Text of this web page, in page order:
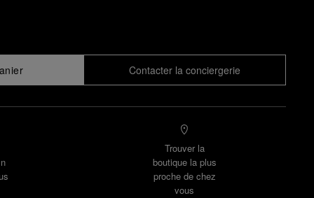
Contacter la conciergerie
Trouver la
boutique la plus
proche de chez
vous